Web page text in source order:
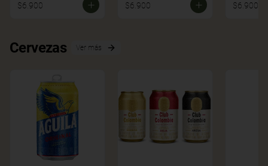
$6.900 $6.900 $6.900
Cervezas Ver más